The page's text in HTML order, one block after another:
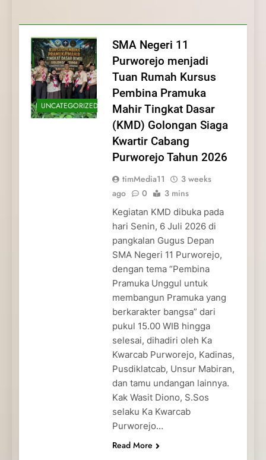
dan Pengabdian Generasi
Pramuka
Pramuka
Kepedulian
UNCATEGORIZED
SMA Negeri 11
Purworejo menjadi
Tuan Rumah Kursus
Pembina Pramuka
Mahir Tingkat Dasar
(KMD) Golongan Siaga
Kwartir Cabang
Purworejo Tahun 2026
timMedia11
3 weeks
ago
0 3 mins
Kegiatan KMD dibuka pada
hari Senin, 6 Juli 2026 di
pangkalan Gugus Depan
SMA Negeri 11 Purworejo,
dengan tema “Pembina
Pramuka Unggul untuk
membangun Pramuka yang
berkarakter bangsa” dari
pukul 15.00 WIB hingga
selesai, dihadiri oleh Ka
Kwarcab Purworejo, Kadinas,
Pusdiklatcab, Unsur Mabiran,
dan tamu undangan lainnya.
Kak Wasit Diono, S.Sos
selaku Ka Kwarcab
Purworejo…
Read More